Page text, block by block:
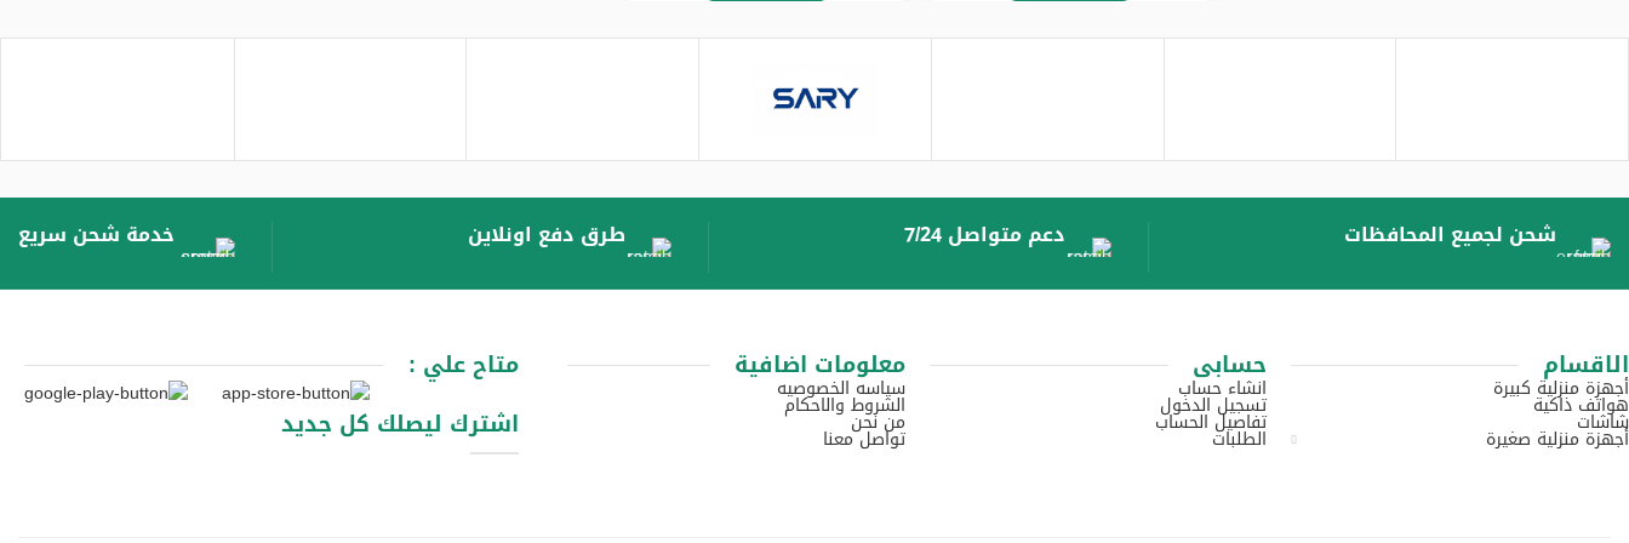
شحن لجميع المحافظات دعم متواصل 7/24 طرق دفع اونلاين خدمة شحن سريع
الاقسام
أجهزة منزلية كبيرة
هواتف ذاكية
شاشات
أجهزة منزلية صغيرة
حسابى
انشاء حساب
تسجيل الدخول
تفاصيل الحساب
الطلبات
معلومات اضافية
سياسه الخصوصيه
الشروط والاحكام
من نحن
تواصل معنا
متاح علي :
اشترك ليصلك كل جديد